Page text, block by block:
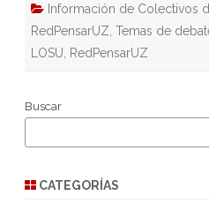
Información de Colectivos
RedPensarUZ Temas de
LOSU RedPensarUZ
Buscar
CATEGORÍAS